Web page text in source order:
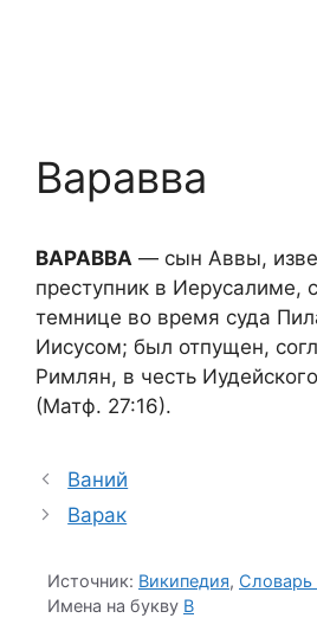
Варавва
ВАРАВВА — сын Аввы,
преступник в Иерусалиме,
темнице во время суда
Иисусом; был отпущен,
Римлян, в честь
(Матф. 27:16).
Ваний
Варак
Источник: Википедия,
Имена на букву В